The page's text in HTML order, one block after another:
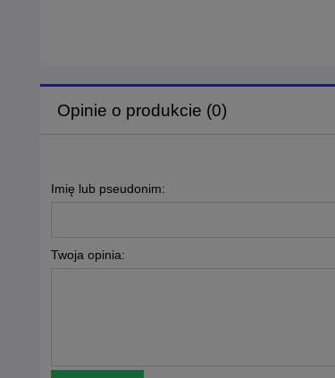
Opinie o produkcie (0)
Imię lub pseudonim:
Twoja opinia: